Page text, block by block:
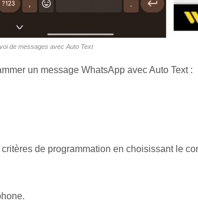
de messages avec Auto Text
un message WhatsApp avec Auto Text :
de programmation en choisissant le